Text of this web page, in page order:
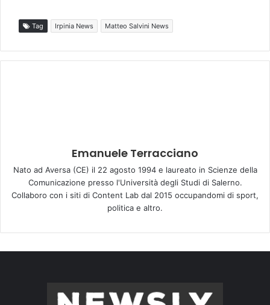
Tag Irpinia News Matteo Salvini News
Emanuele Terracciano
Nato ad Aversa (CE) il 22 agosto 1994 e laureato in Scienze della
Comunicazione presso l'Università degli Studi di Salerno.
Collaboro con i siti di Content Lab dal 2015 occupandomi di sport,
politica e altro.